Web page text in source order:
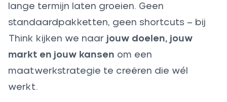
lange termijn laten groeien. Geen
standaardpakketten, geen shortcuts – bij
Think kijken we naar jouw doelen, jouw
markt en jouw kansen om een
maatwerkstrategie te creëren die wél
werkt.